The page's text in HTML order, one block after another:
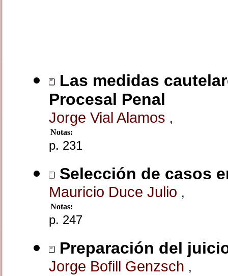
Las medidas
Procesal Penal
Jorge Vial Alamos ,
Notas:
p. 231
Selección de casos
Mauricio Duce Julio ,
Notas:
p. 247
Preparación del
Jorge Bofill Genzsch ,